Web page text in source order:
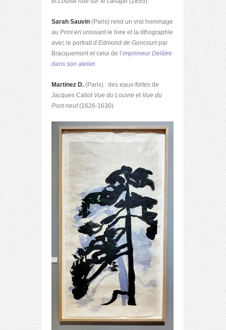
Sarah Sauvin (Paris) rend un vrai hommage
au Printen unissant le livre et la lithographie
avec le portrait d’Edmond de Goncourtpar
Bracquemont et celui de l’imprimeur Delâtre
dans son atelier.
Martinez D. (Paris) : des eaux-fortes de
Jacques Callot Vue du Louvre et Vue du
Pont neuf(1626-1630)